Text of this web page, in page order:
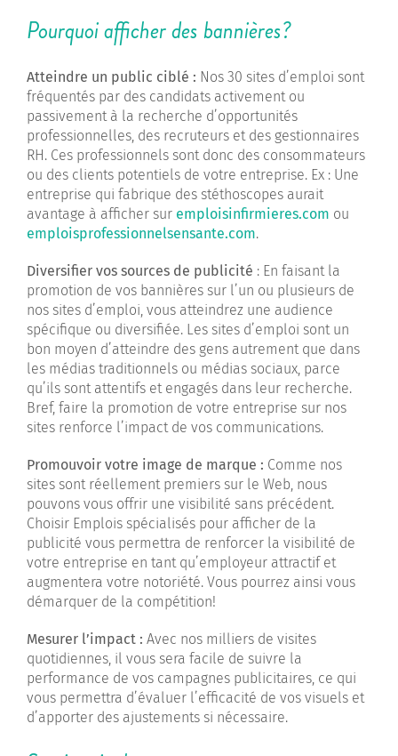
Pourquoi afficher des bannières?
Atteindre un public ciblé : Nos 30 sites d’emploi sont
fréquentés par des candidats activement ou
passivement à la recherche d’opportunités
professionnelles, des recruteurs et des gestionnaires
RH. Ces professionnels sont donc des consommateurs
ou des clients potentiels de votre entreprise. Ex : Une
entreprise qui fabrique des stéthoscopes aurait
avantage à afficher sur emploisinfirmieres.com ou
emploisprofessionnelsensante.com.
Diversifier vos sources de publicité : En faisant la
promotion de vos bannières sur l’un ou plusieurs de
nos sites d’emploi, vous atteindrez une audience
spécifique ou diversifiée. Les sites d’emploi sont un
bon moyen d’atteindre des gens autrement que dans
les médias traditionnels ou médias sociaux, parce
qu’ils sont attentifs et engagés dans leur recherche.
Bref, faire la promotion de votre entreprise sur nos
sites renforce l’impact de vos communications.
Promouvoir votre image de marque : Comme nos
sites sont réellement premiers sur le Web, nous
pouvons vous offrir une visibilité sans précédent.
Choisir Emplois spécialisés pour afficher de la
publicité vous permettra de renforcer la visibilité de
votre entreprise en tant qu’employeur attractif et
augmentera votre notoriété. Vous pourrez ainsi vous
démarquer de la compétition!
Mesurer l’impact : Avec nos milliers de visites
quotidiennes, il vous sera facile de suivre la
performance de vos campagnes publicitaires, ce qui
vous permettra d’évaluer l’efficacité de vos visuels et
d’apporter des ajustements si nécessaire.